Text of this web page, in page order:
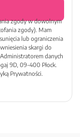
zgody w dowolnym
zgody). Mam
lub ograniczenia
skargi do
danych
9D, 09-400 Płock.
Prywatności.